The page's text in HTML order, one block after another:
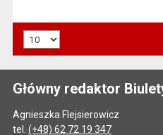
Główny redaktor
Agnieszka Flejsierowicz
tel. (+48) 62 72 19 347